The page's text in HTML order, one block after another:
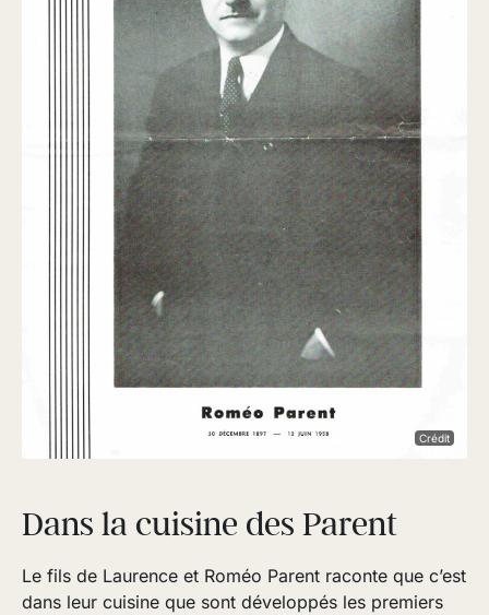
Crédit
Dans la cuisine des Parent
Le fils de Laurence et Roméo Parent raconte que c’est
dans leur cuisine que sont développés les premiers